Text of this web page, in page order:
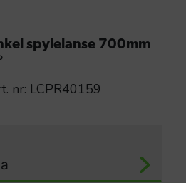
spylelanse 700mm
nr: LCPR40159